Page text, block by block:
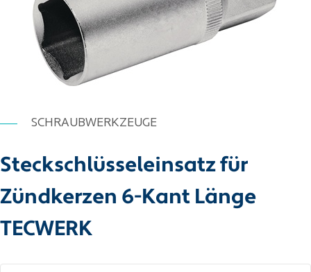
SCHRAUBWERKZEUGE
Steckschlüsseleinsatz für
Zündkerzen 6-Kant Länge
TECWERK